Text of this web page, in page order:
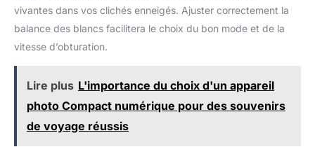
vivantes dans vos clichés enneigés. Ajuster correctement la
balance des blancs facilitera le choix du bon mode et de la
vitesse d’obturation.
Lire plus L'importance du choix d'un appareil
photo Compact numérique pour des souvenirs
de voyage réussis